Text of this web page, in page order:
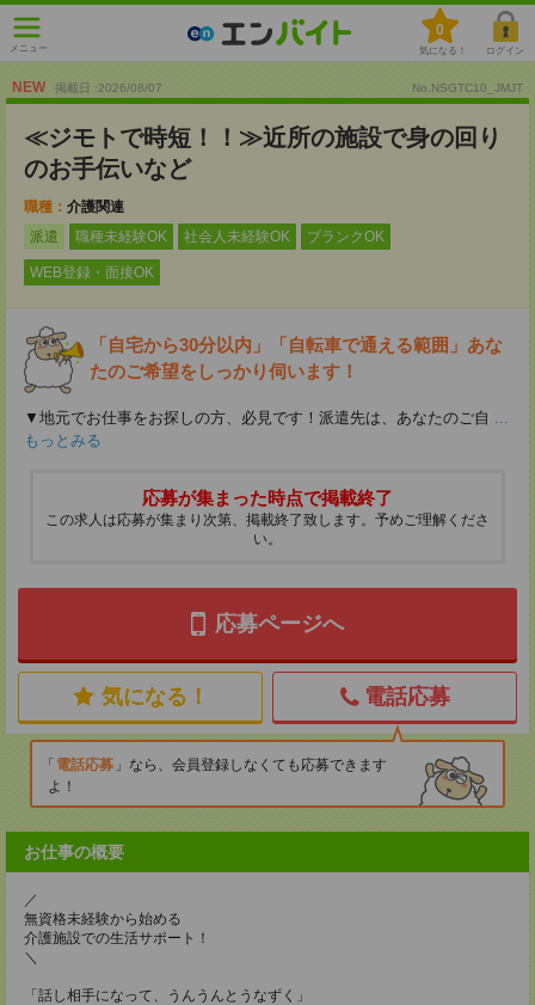
メニュー
0
気になる！ ログイン
NEW 掲載日 :2026/08/07 No.NSGTC10_JMJT
≪ジモトで時短！！≫近所の施設で身の回り
のお手伝いなど
職種： 介護関連
派遣
職種未経験OK 社会人未経験OK ブランクOK
WEB登録・面接OK
「自宅から30分以内」「自転車で通える範囲」あな
たのご希望をしっかり伺います！
▼地元でお仕事をお探しの方、必見です！派遣先は、あなたのご自 ...
もっとみる
応募が集まった時点で掲載終了
この求人は応募が集まり次第、掲載終了致します。予めご理解くださ
い。
応募ページへ
気になる！ 電話応募
電話応募
なら、会員登録しなくても応募できます
よ！
お仕事の概要
／
無資格未経験から始める
介護施設での生活サポート！
＼
「話し相手になって、うんうんとうなずく」